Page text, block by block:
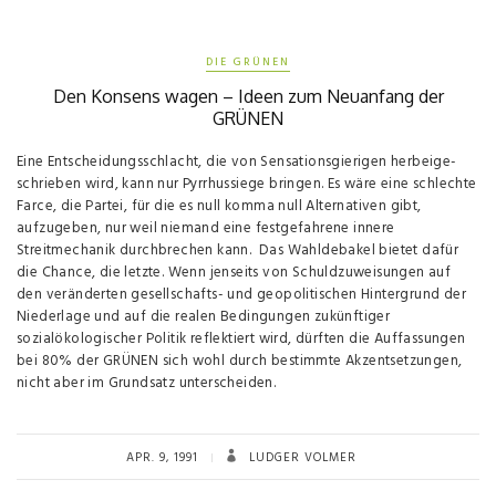
DIE GRÜNEN
Den Konsens wagen – Ideen zum Neuanfang der
GRÜNEN
Eine Entscheidungsschlacht, die von Sensationsgierigen herbeige­
schrieben wird, kann nur Pyrrhussiege bringen. Es wäre eine schlechte
Farce, die Partei, für die es null komma null Alternativen gibt,
aufzugeben, nur weil niemand eine festgefahrene innere
Streitmechanik durchbrechen kann. Das Wahldebakel bietet dafür
die Chance, die letzte. Wenn jenseits von Schuldzuweisungen auf
den veränderten gesellschafts- und geopoliti­schen Hintergrund der
Niederlage und auf die realen Bedingungen zukünftiger
sozialökologischer Politik reflektiert wird, dürften die Auffassungen
bei 80% der GRÜNEN sich wohl durch bestimmte Akzentsetzungen,
nicht aber im Grundsatz unterscheiden.
APR. 9, 1991 LUDGER VOLMER